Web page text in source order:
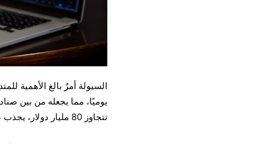
يوميًا، مما يجعله من بين
تتجاوز 80 مليار دولار، يجذب صندوق XLK باستمرار اهتمامًا من المؤسسات والأفراد.